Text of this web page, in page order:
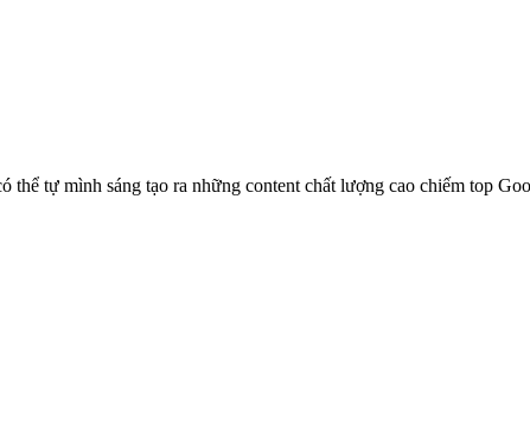
thể tự mình sáng tạo ra những content chất lượng cao chiếm top